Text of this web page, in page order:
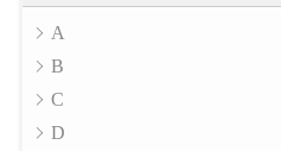
A
B
C
D